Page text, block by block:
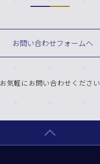
お問い合わせフォームへ
お気軽にお問い合わせください